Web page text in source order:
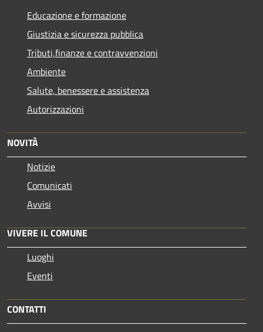
Educazione e formazione
Giustizia e sicurezza pubblica
Tributi,finanze e contravvenzioni
Ambiente
Salute, benessere e assistenza
Autorizzazioni
NOVITÀ
Notizie
Comunicati
Avvisi
VIVERE IL COMUNE
Luoghi
Eventi
CONTATTI